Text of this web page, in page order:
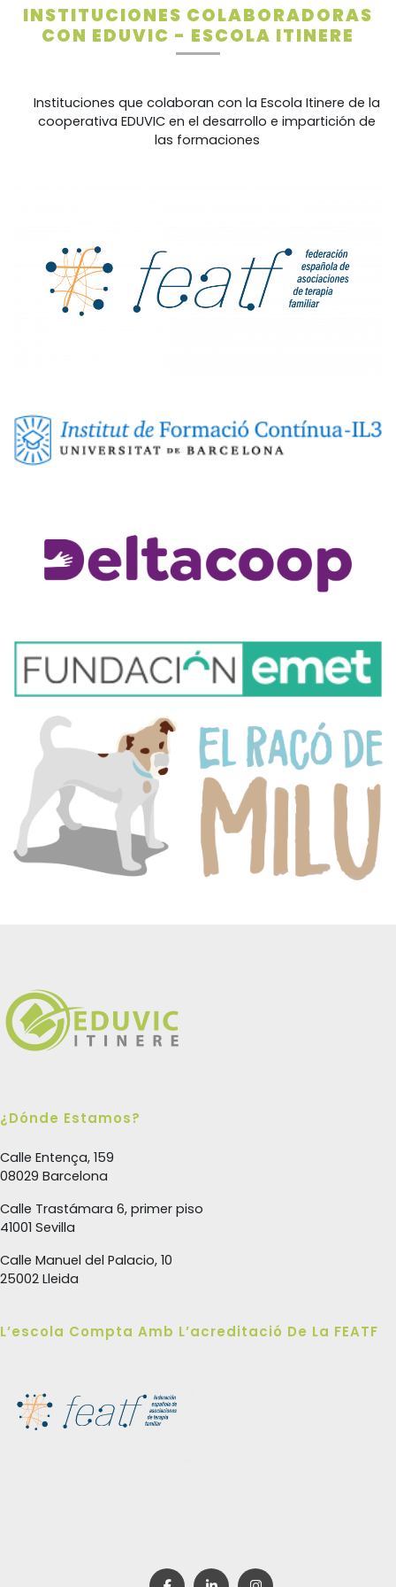
INSTITUCIONES COLABORADORAS
CON EDUVIC - ESCOLA ITINERE
Instituciones que colaboran con la Escola Itinere de la
cooperativa EDUVIC en el desarrollo e impartición de
las formaciones
¿Dónde Estamos?
Calle Entença, 159
08029 Barcelona
Calle Trastámara 6, primer piso
41001 Sevilla
Calle Manuel del Palacio, 10
25002 Lleida
L’escola Compta Amb L’acreditació De La FEATF